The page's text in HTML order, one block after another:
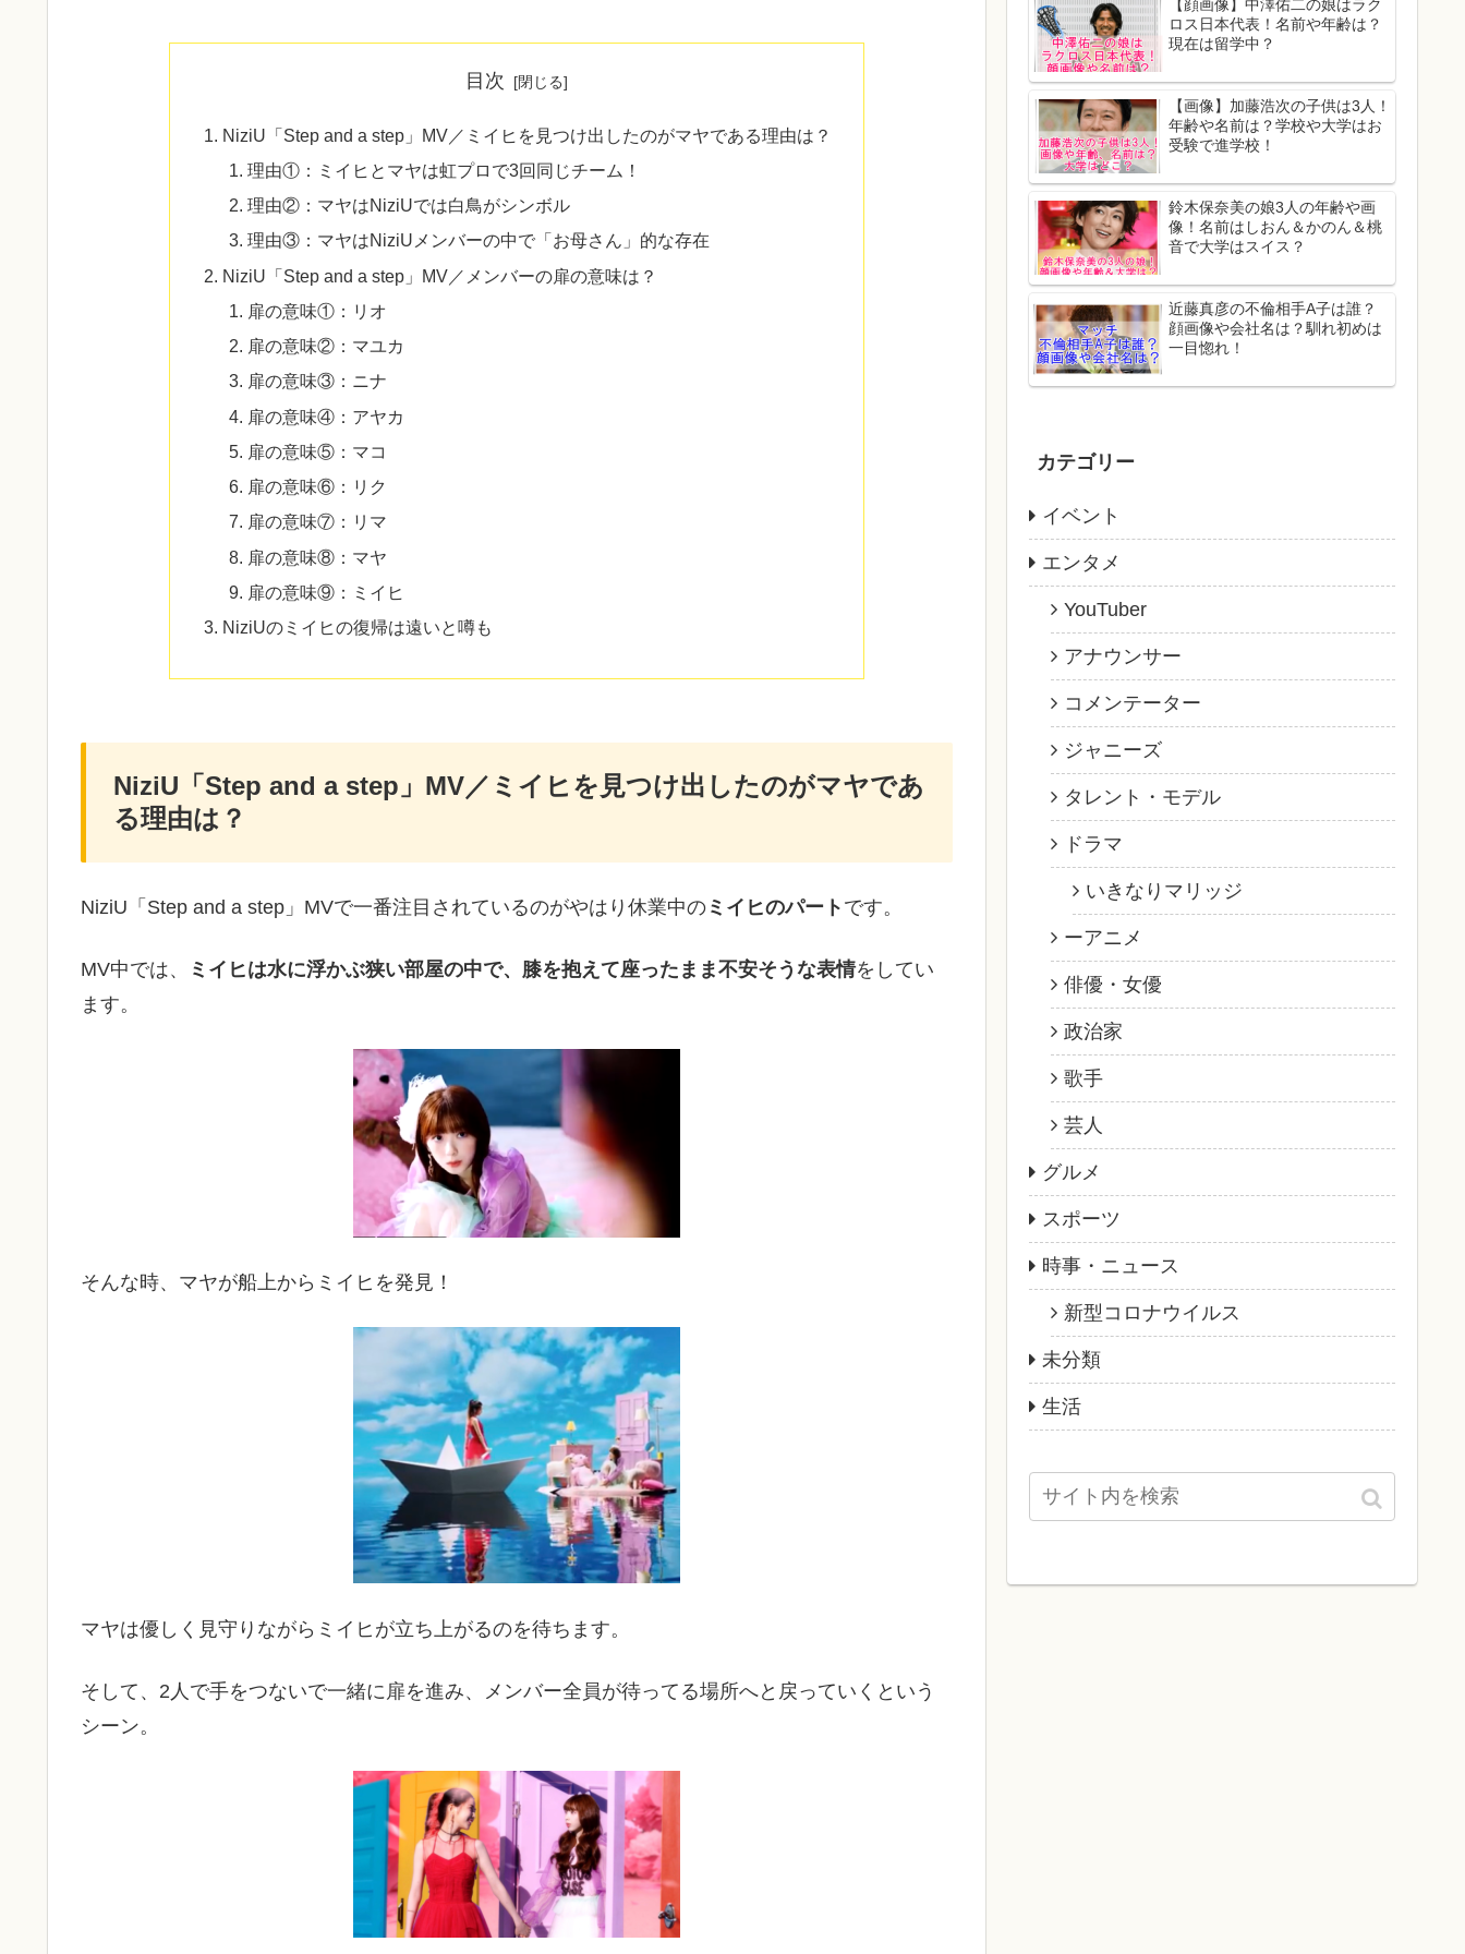
目次
NiziU「Step and a step」MV／ミイヒを見つけ出したのがマヤである理由は？
理由①：ミイヒとマヤは虹プロで3回同じチーム！
理由②：マヤはNiziUでは白鳥がシンボル
理由③：マヤはNiziUメンバーの中で「お母さん」的な存在
NiziU「Step and a step」MV／メンバーの扉の意味は？
扉の意味①：リオ
扉の意味②：マユカ
扉の意味③：ニナ
扉の意味④：アヤカ
扉の意味⑤：マコ
扉の意味⑥：リク
扉の意味⑦：リマ
扉の意味⑧：マヤ
扉の意味⑨：ミイヒ
NiziUのミイヒの復帰は遠いと噂も
NiziU「Step and a step」MV／ミイヒを見つけ出したのがマヤであ
る理由は？
NiziU「Step and a step」MVで一番注目されているのがやはり休業中の ミイヒのパート です。
MV中では、 ミイヒは水に浮かぶ狭い部屋の中で、膝を抱えて座ったまま不安そうな表情をしてい
ます。
そんな時、マヤが船上からミイヒを発見！
マヤは優しく見守りながらミイヒが立ち上がるのを待ちます。
そして、2人で手をつないで一緒に扉を進み、メンバー全員が待ってる場所へと戻っていくという
シーン。
【顔画像】中澤佑二の娘はラク
ロス日本代表！名前や年齢は？
現在は留学中？
【画像】加藤浩次の子供は3人！
年齢や名前は？学校や大学はお
受験で進学校！
鈴木保奈美の娘3人の年齢や画
像！名前はしおん＆かのん＆桃
音で大学はスイス？
近藤真彦の不倫相手A子は誰？
顔画像や会社名は？馴れ初めは
一目惚れ！
カテゴリー
イベント
エンタメ
YouTuber
アナウンサー
コメンテーター
ジャニーズ
タレント・モデル
ドラマ
いきなりマリッジ
ーアニメ
俳優・女優
政治家
歌手
芸人
グルメ
スポーツ
時事・ニュース
新型コロナウイルス
未分類
生活